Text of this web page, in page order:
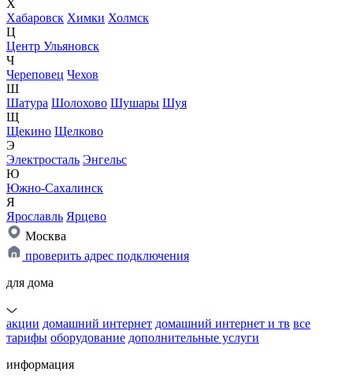
Х
Хабаровск Химки Холмск
Ц
Центр Ульяновск
Ч
Череповец Чехов
Ш
Шатура Шолохово Шушары Шуя
Щ
Щекино Щелково
Э
Электросталь Энгельс
Ю
Южно-Сахалинск
Я
Ярославль Ярцево
Москва
проверить адрес подключения
для дома
акции домашний интернет домашний интернет и тв все
тарифы оборудование дополнительные услуги
информация